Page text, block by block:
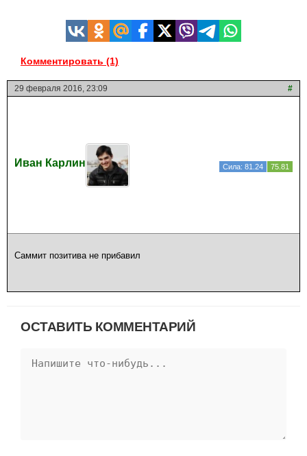
Комментировать (1)
29 февраля 2016, 23:09 #
Иван Карлин Сила: 81.24 75.81
Саммит позитива не прибавил
ОСТАВИТЬ КОММЕНТАРИЙ